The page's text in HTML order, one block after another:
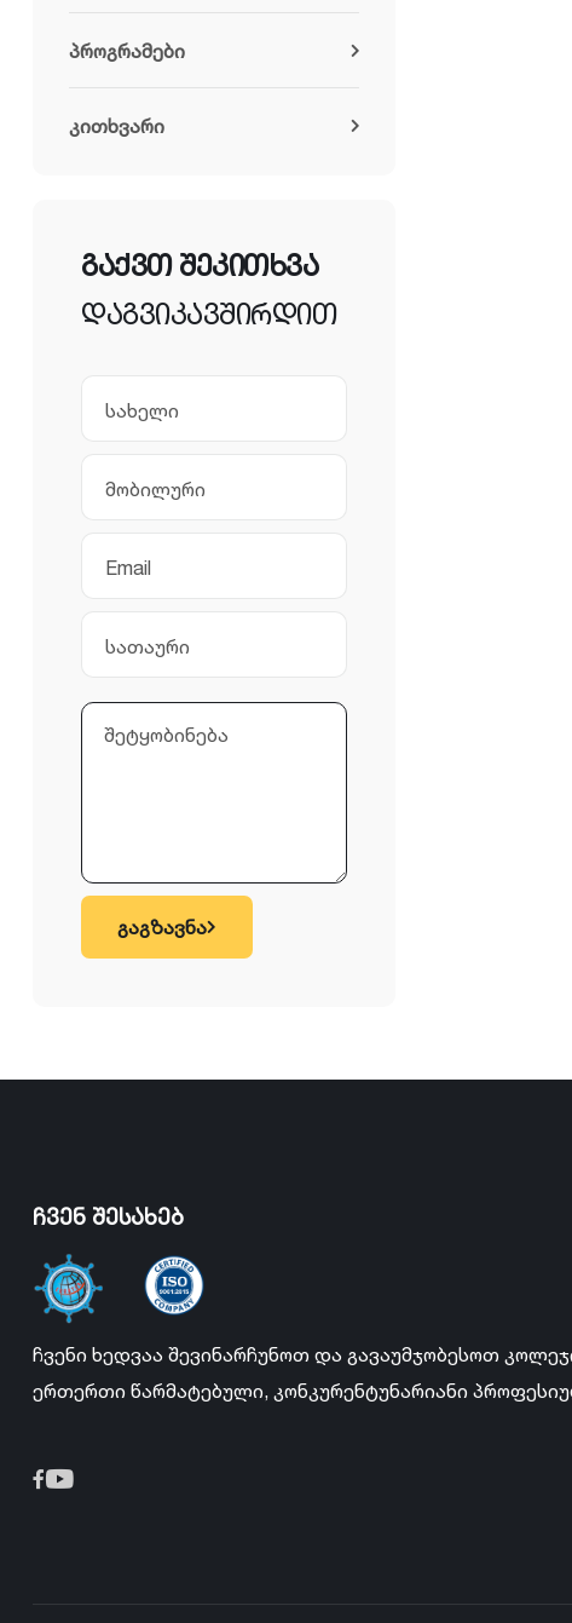
პროგრამები
კითხვარი
გაქვთ შეკითხვა
დაგვიკავშირდით
გაგზავნა
ჩვენ შესახებ
ჩვენი ხედვაა შევინარჩუნოთ და გავაუმჯობესოთ
ერთერთი წარმატებული, კონკურენტუნარიანი